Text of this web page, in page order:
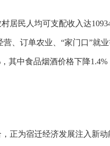
民人均可支配收入达
、订单农业、“家门口”就
其中食品烟酒价格下降
为宿迁经济发展注入新动